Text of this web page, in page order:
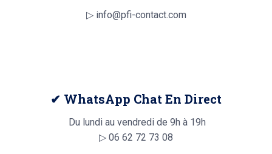
▷ info@pfi-contact.com
✔ WhatsApp Chat En Direct
Du lundi au vendredi de 9h à 19h
▷ 06 62 72 73 08